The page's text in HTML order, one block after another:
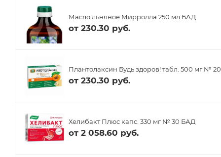
Масло льняное Мирролла 250 мл БАД
от 230.30 руб.
Плантолаксин Будь здоров! табл. 500 мг №
от 230.30 руб.
Хелибакт Плюс капс. 330 мг № 30 БАД
от 2 058.60 руб.